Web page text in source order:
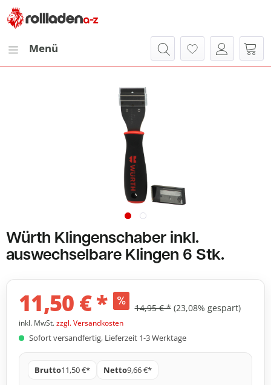
Menü
Würth Klingenschaber inkl.
auswechselbare Klingen 6 Stk.
11,50 € * 14,95 € * (23,08% gespart)
inkl. MwSt.zzgl. Versandkosten
Sofort versandfertig, Lieferzeit 1-3 Werktage
Brutto11,50 €* Netto9,66 €*